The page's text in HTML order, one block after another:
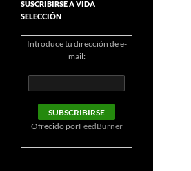
SUSCRIBIRSE A VIDA
SELECCIÓN
Introduce tu dirección de e-
mail:
Ofrecido porFeedBurner